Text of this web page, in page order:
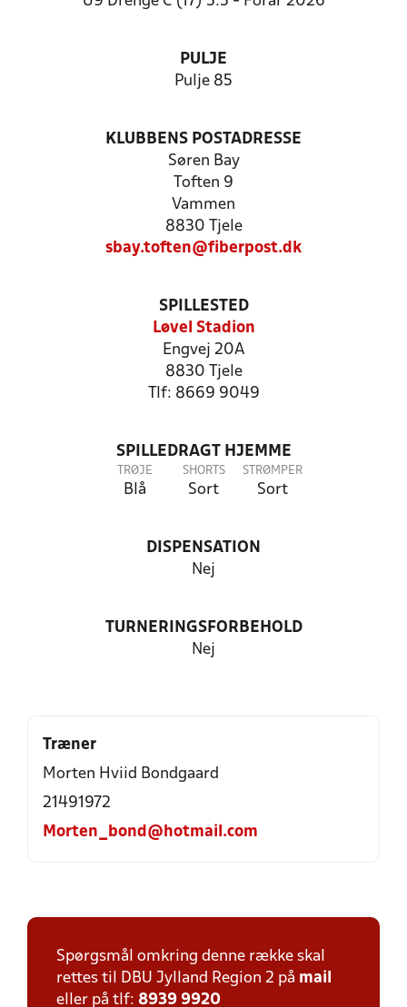
PULJE
Pulje 85
KLUBBENS POSTADRESSE
Søren Bay
Toften 9
Vammen
8830 Tjele
sbay.toften@fiberpost.dk
SPILLESTED
Løvel Stadion
Engvej 20A
8830 Tjele
Tlf: 8669 9049
SPILLEDRAGT HJEMME
TRØJE
Blå
SHORTS
Sort
STRØMPER
Sort
DISPENSATION
Nej
TURNERINGSFORBEHOLD
Nej
Træner
Morten Hviid Bondgaard
21491972
Morten_bond@hotmail.com
Spørgsmål omkring denne række skal
rettes til DBU Jylland Region 2 på mail
eller på tlf: 8939 9920